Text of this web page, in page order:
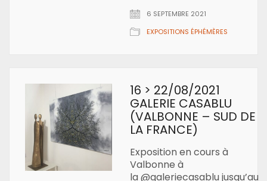
6 SEPTEMBRE 2021
EXPOSITIONS ÉPHÉMÈRES
16 > 22/08/2021
GALERIE CASABLU
(VALBONNE – SUD DE
LA FRANCE)
Exposition en cours à
Valbonne à
la @galeriecasablu jusqu’au